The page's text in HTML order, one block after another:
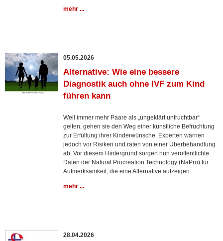
mehr ...
05.05.2026
Alternative: Wie eine bessere
Diagnostik auch ohne IVF zum Kind
führen kann
Weil immer mehr Paare als „ungeklärt unfruchtbar“
gelten, gehen sie den Weg einer künstliche Befruchtung
zur Erfüllung ihrer Kinderwünsche. Experten warnen
jedoch vor Risiken und raten von einer Überbehandlung
ab. Vor diesem Hintergrund sorgen nun veröffentlichte
Daten der Natural Procreation Technology (NaPro) für
Aufmerksamkeit, die eine Alternative aufzeigen.
mehr ...
28.04.2026